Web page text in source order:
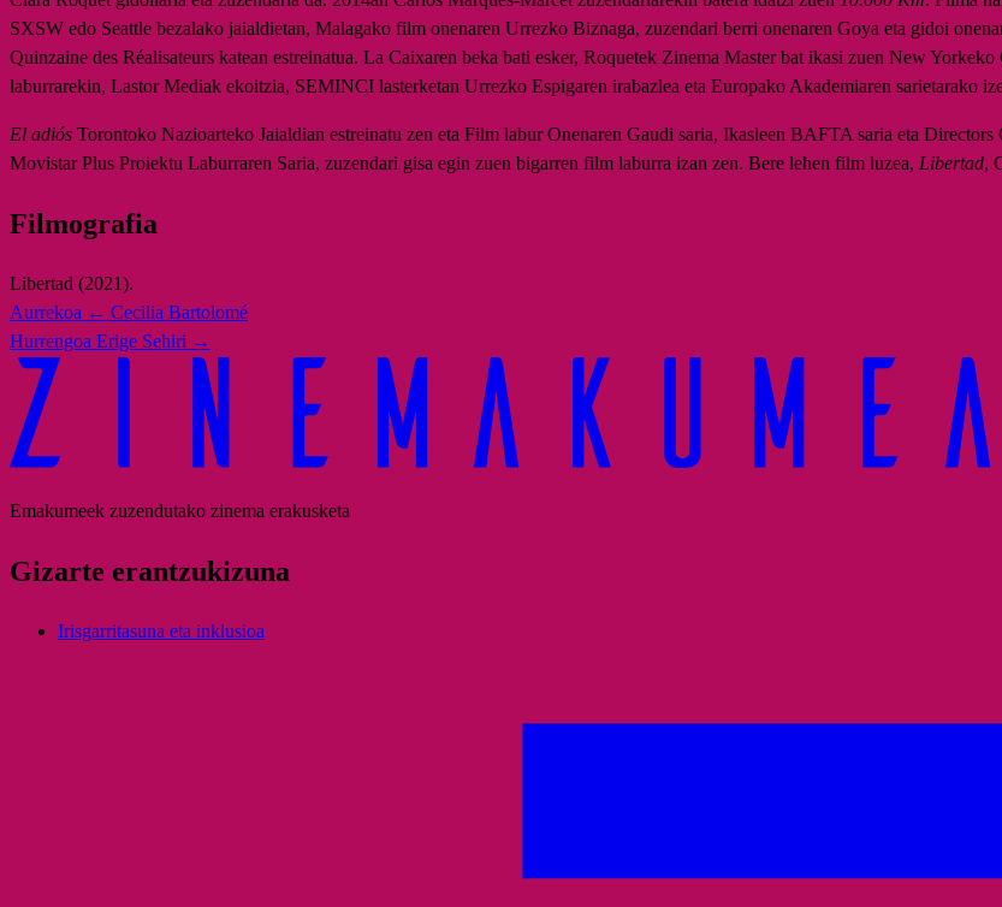
SXSW edo Seattle bezalako jaialdietan, Malagako film onenaren Urrezko Biznaga, zuzendari berri onenaren Goya eta gidoi
Quinzaine des Réalisateurs katean estreinatua. La Caixaren beka bati esker, Roquetek Zinema Master bat ikasi zuen New
laburrarekin, Lastor Mediak ekoitzia, SEMINCI lasterketan Urrezko Espigaren irabazlea eta Europako Akademiaren sarietarako
El adiós Torontoko Nazioarteko Jaialdian estreinatu zen eta Film labur Onenaren Gaudi saria, Ikasleen BAFTA saria eta
Movistar Plus Proiektu Laburraren Saria, zuzendari gisa egin zuen bigarren film laburra izan zen. Bere lehen film luzea, Libertad,
Filmografia
Libertad (2021).
Aurrekoa ← Cecilia Bartolomé
Hurrengoa Erige Sehiri →
Emakumeek zuzendutako zinema erakusketa
Gizarte erantzukizuna
Irisgarritasuna eta inklusioa